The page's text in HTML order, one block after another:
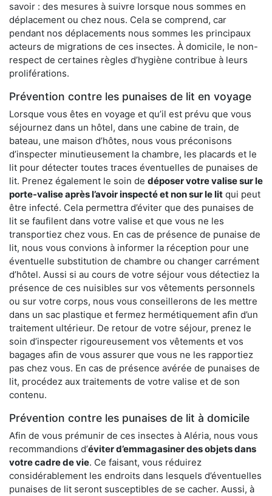
savoir : des mesures à suivre lorsque nous sommes en
déplacement ou chez nous. Cela se comprend, car
pendant nos déplacements nous sommes les principaux
acteurs de migrations de ces insectes. À domicile, le non-
respect de certaines règles d’hygiène contribue à leurs
proliférations.
Prévention contre les punaises de lit en voyage
Lorsque vous êtes en voyage et qu’il est prévu que vous
séjournez dans un hôtel, dans une cabine de train, de
bateau, une maison d’hôtes, nous vous préconisons
d’inspecter minutieusement la chambre, les placards et le
lit pour détecter toutes traces éventuelles de punaises de
lit. Prenez également le soin de déposer votre valise sur le
porte-valise après l’avoir inspecté et non sur le lit qui peut
être infecté. Cela permettra d’éviter que des punaises de
lit se faufilent dans votre valise et que vous ne les
transportiez chez vous. En cas de présence de punaise de
lit, nous vous convions à informer la réception pour une
éventuelle substitution de chambre ou changer carrément
d’hôtel. Aussi si au cours de votre séjour vous détectiez la
présence de ces nuisibles sur vos vêtements personnels
ou sur votre corps, nous vous conseillerons de les mettre
dans un sac plastique et fermez hermétiquement afin d’un
traitement ultérieur. De retour de votre séjour, prenez le
soin d’inspecter rigoureusement vos vêtements et vos
bagages afin de vous assurer que vous ne les rapportiez
pas chez vous. En cas de présence avérée de punaises de
lit, procédez aux traitements de votre valise et de son
contenu.
Prévention contre les punaises de lit à domicile
Afin de vous prémunir de ces insectes à Aléria, nous vous
recommandions d’éviter d’emmagasiner des objets dans
votre cadre de vie. Ce faisant, vous réduirez
considérablement les endroits dans lesquels d’éventuelles
punaises de lit seront susceptibles de se cacher. Aussi, à